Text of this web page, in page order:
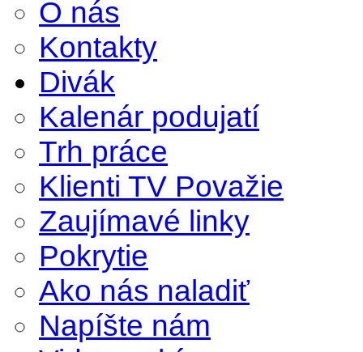
O nás
Kontakty
Divák
Kalenár podujatí
Trh práce
Klienti TV Považie
Zaujímavé linky
Pokrytie
Ako nás naladiť
Napíšte nám